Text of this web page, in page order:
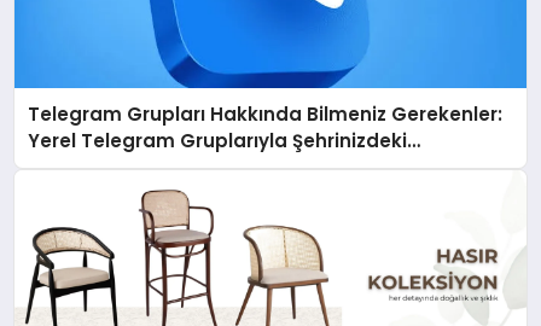
Telegram Grupları Hakkında Bilmeniz Gerekenler:
Yerel Telegram Gruplarıyla Şehrinizdeki
Topluluklara Ulaşın